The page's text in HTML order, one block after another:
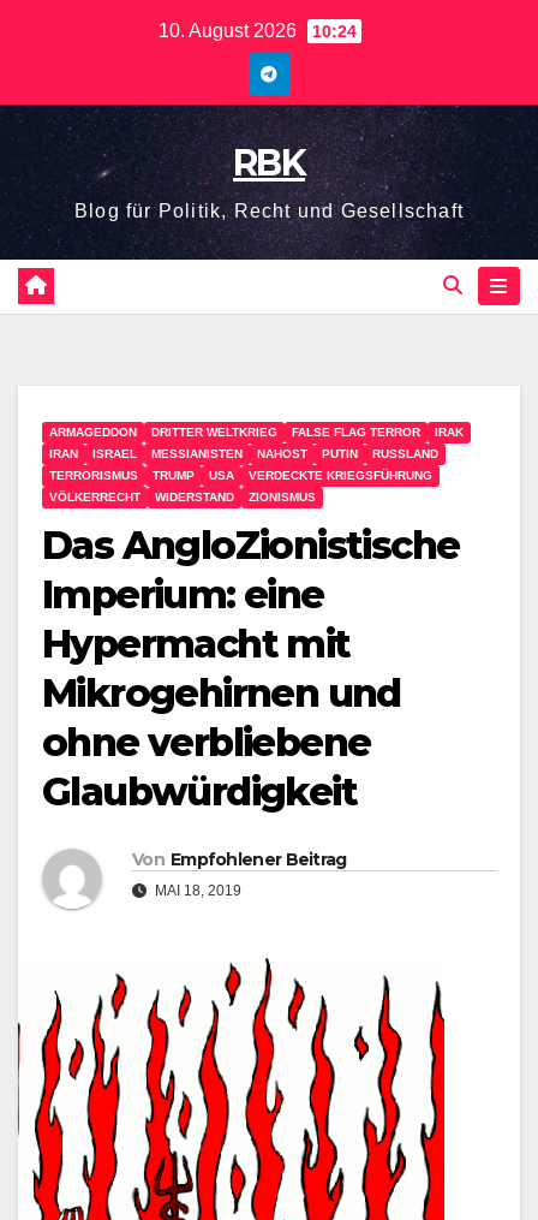
10. August 2026 10:24
RBK
Blog für Politik, Recht und Gesellschaft
ARMAGEDDON DRITTER WELTKRIEG FALSE FLAG TERROR
IRAK
IRAN
ISRAEL MESSIANISTEN NAHOST PUTIN
RUSSLAND
TERRORISMUS
TRUMP USA
VERDECKTE KRIEGSFÜHRUNG
VÖLKERRECHT
WIDERSTAND ZIONISMUS
Das AngloZionistische
Imperium: eine
Hypermacht mit
Mikrogehirnen und
ohne verbliebene
Glaubwürdigkeit
Von Empfohlener Beitrag
MAI 18, 2019